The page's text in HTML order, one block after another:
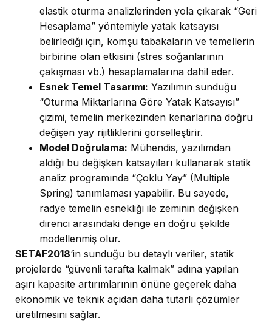
elastik oturma analizlerinden yola çıkarak “Geri
Hesaplama” yöntemiyle yatak katsayısı
belirlediği için, komşu tabakaların ve temellerin
birbirine olan etkisini (stres soğanlarının
çakışması vb.) hesaplamalarına dahil eder.
Esnek Temel Tasarımı: Yazılımın sunduğu
“Oturma Miktarlarına Göre Yatak Katsayısı”
çizimi, temelin merkezinden kenarlarına doğru
değişen yay rijitliklerini görselleştirir.
Model Doğrulama: Mühendis, yazılımdan
aldığı bu değişken katsayıları kullanarak statik
analiz programında “Çoklu Yay” (Multiple
Spring) tanımlaması yapabilir. Bu sayede,
radye temelin esnekliği ile zeminin değişken
direnci arasındaki denge en doğru şekilde
modellenmiş olur.
SETAF2018‘in sunduğu bu detaylı veriler, statik
projelerde “güvenli tarafta kalmak” adına yapılan
aşırı kapasite artırımlarının önüne geçerek daha
ekonomik ve teknik açıdan daha tutarlı çözümler
üretilmesini sağlar.